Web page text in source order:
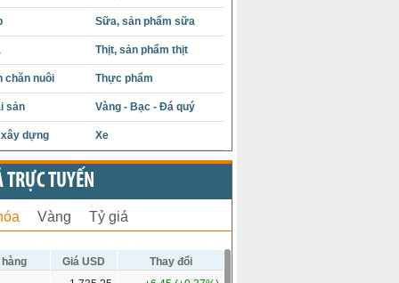
Sữa, sản phẩm sữa
Thịt, sản phẩm thịt
chăn nuôi Thực phẩm
sản Vàng - Bạc - Đá quý
dựng Xe
TRỰC TUYẾN
Vàng Tỷ giá
Giá USD
Thay đổi